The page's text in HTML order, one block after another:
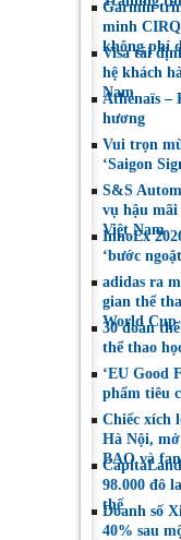
Garmin
minh
không phí
Visa tái
hệ khách
Nam
Athénaïs –
hương
Vui trọn
‘Saigon
S&S
vụ hậu
Việt Nam
InnoEx
‘bước
adidas ra
gian thể
World Cup
30 đoàn
thể thao
‘EU Good
phẩm tiêu
Chiếc xích
Hà Nội,
BAO và
98.000 đô
thế
Doanh số
40% sau